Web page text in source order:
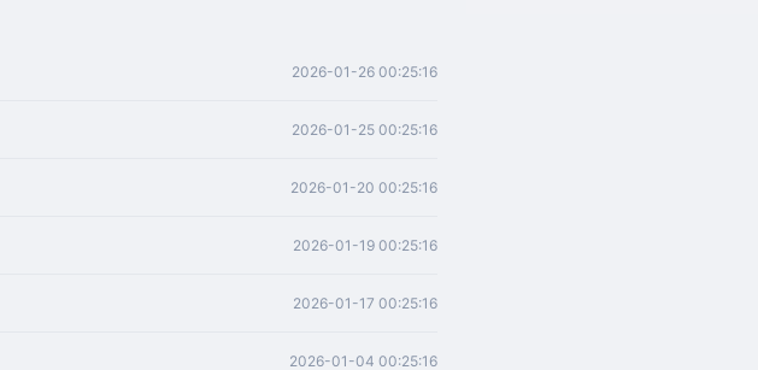
2026-01-26 00:25:16
2026-01-25 00:25:16
2026-01-20 00:25:16
2026-01-19 00:25:16
2026-01-17 00:25:16
2026-01-04 00:25:16